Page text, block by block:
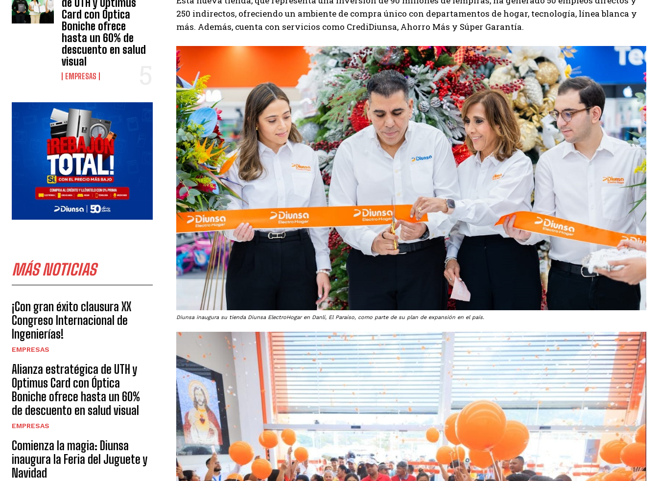
de UTH y Optimus
Card con Óptica
Boniche ofrece
hasta un 60% de
descuento en salud
visual
EMPRESAS
MÁS NOTICIAS
¡Con gran éxito clausura XX
Congreso Internacional de
Ingenierías!
EMPRESAS
Alianza estratégica de UTH y
Optimus Card con Óptica
Boniche ofrece hasta un 60%
de descuento en salud visual
EMPRESAS
Comienza la magia: Diunsa
inaugura la Feria del Juguete y
Navidad
250 indirectos, ofreciendo un ambiente de compra único con departamentos de hogar, tecnología, línea blanca y
más. Además, cuenta con servicios como CrediDiunsa, Ahorro Más y Súper Garantía.
Diunsa inaugura su tienda Diunsa ElectroHogar en Danlí, El Paraíso, como parte de su plan de expansión en el país.